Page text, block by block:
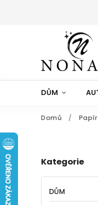
DŮM
Domů / Papír
Kategorie
DŮM